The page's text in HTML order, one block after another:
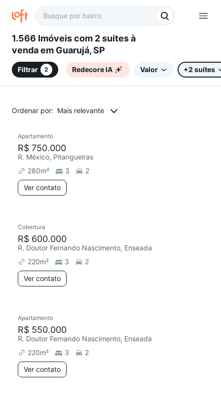
1.566 Imóveis com 2 suites à
venda em Guarujá, SP
Filtrar 2 Redecore IA Valor +2 suítes
Ordenar por: Mais relevante
Redecorar
Apartamento
R$ 750.000
R. México, Pitangueiras
280m² 3
2
Ver contato
Cobertura
R$ 600.000
R. Doutor Fernando Nascimento, Enseada
220m² 3
2
Ver contato
Redecorar
Apartamento
R$ 550.000
R. Doutor Fernando Nascimento, Enseada
220m² 3
2
Ver contato